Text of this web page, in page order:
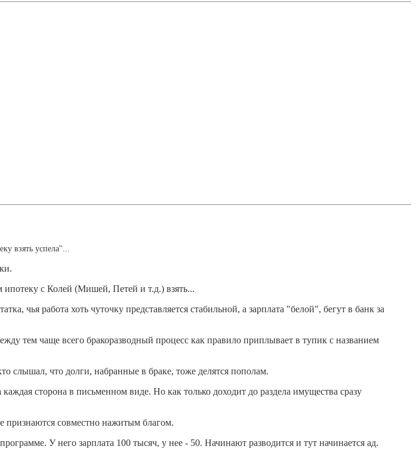
взять успела"...
с Колей (Мишей, Петей и т.д.) взять...
чья работа хоть чуточку представляется стабильной, а зарплата "белой", бегут в банк за
тем чаще всего бракоразводный процесс как правило приплывает в тупик с названием
слышал, что долги, набранные в браке, тоже делятся пополам.
сторона в письменном виде. Но как только доходит до раздела имущества сразу
совместно нажитым благом.
У него зарплата 100 тысяч, у нее - 50. Начинают разводится и тут начинается ад.